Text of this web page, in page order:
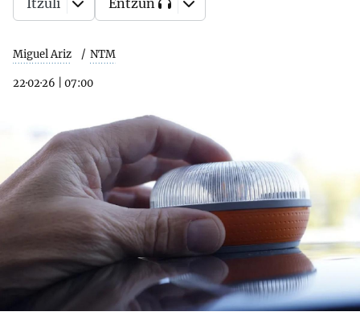
Miguel Ariz NTM
22·02·26 07:00
Itzuli Entzun